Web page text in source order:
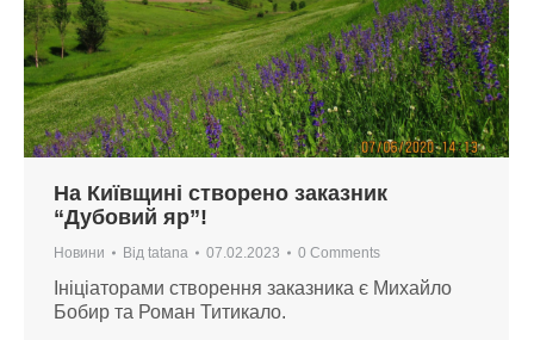
На Київщині створено заказник
“Дубовий яр”!
Новини Від tatana 07.02.2023 0 Comments
Ініціаторами створення заказника є Михайло
Бобир та Роман Титикало.